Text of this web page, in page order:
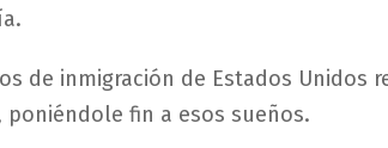
de inmigración de Estados Unidos
poniéndole fin a esos sueños.